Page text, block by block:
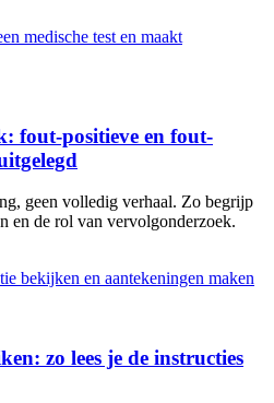
fout-positieve en fout-
geen volledig verhaal. Zo begrijp
en de rol van vervolgonderzoek.
zo lees je de instructies